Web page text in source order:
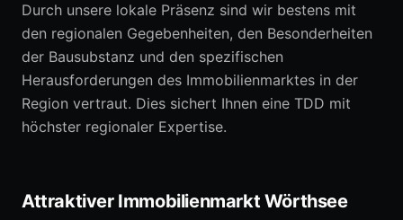
Durch unsere lokale Präsenz sind wir bestens mit
den regionalen Gegebenheiten, den Besonderheiten
der Bausubstanz und den spezifischen
Herausforderungen des Immobilienmarktes in der
Region vertraut. Dies sichert Ihnen eine TDD mit
höchster regionaler Expertise.
Attraktiver Immobilienmarkt Wörthsee